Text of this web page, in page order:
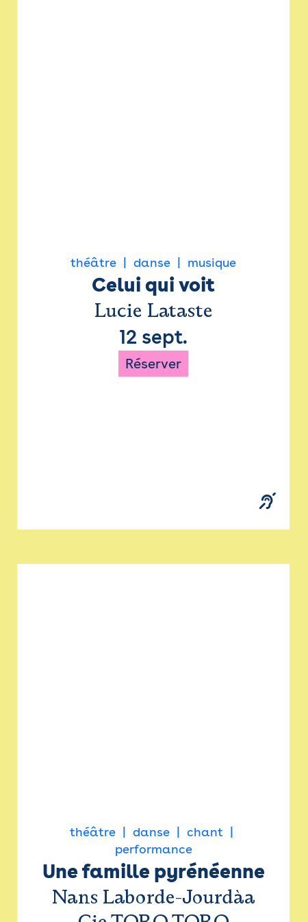
théâtre danse musique
Celui qui voit
Lucie Lataste
12 sept.
Réserver
théâtre danse
chant
performance
Une famille pyrénéenne
Nans Laborde-Jourdàa